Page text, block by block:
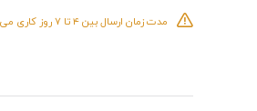
مدت زمان ارسال بین ۴ تا ۷ روز کاری می باشد